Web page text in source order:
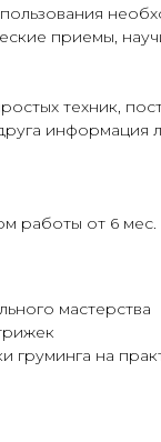
приемы,
техник,
информация
работы от 6
мастерства
груминга на